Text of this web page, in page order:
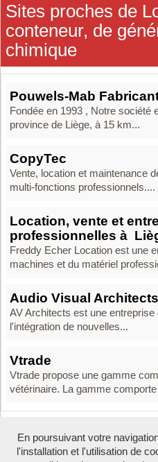
Sites proches de
conteneur, de
chimique
Pouwels-Mab
Fondée en 1993 , Notre société
province de Liège, à 15 km...
CopyTec
Vente, location et maintenance
multi-fonctions professionnels....
Location, vente et
professionnelles à
Freddy Echer Location est une
machines et du matériel
Audio Visual Architects
AV Architects est une
l'intégration de nouvelles...
Vtrade
Vtrade propose une gamme
vétérinaire. La gamme comporte
Boosté par Arfooo 2.02 -
En poursuivant votre
l'installation et l'utilisation de